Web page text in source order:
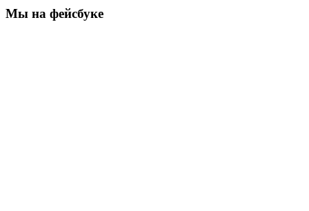
Мы на фейсбуке